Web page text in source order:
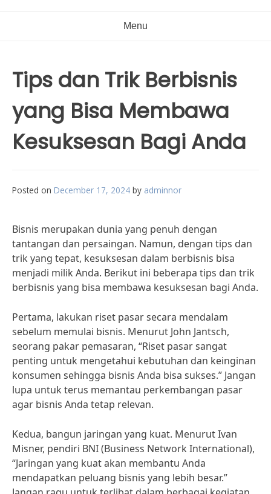
Menu
Tips dan Trik Berbisnis
yang Bisa Membawa
Kesuksesan Bagi Anda
Posted on December 17, 2024 by adminnor
Bisnis merupakan dunia yang penuh dengan
tantangan dan persaingan. Namun, dengan tips dan
trik yang tepat, kesuksesan dalam berbisnis bisa
menjadi milik Anda. Berikut ini beberapa tips dan trik
berbisnis yang bisa membawa kesuksesan bagi Anda.
Pertama, lakukan riset pasar secara mendalam
sebelum memulai bisnis. Menurut John Jantsch,
seorang pakar pemasaran, “Riset pasar sangat
penting untuk mengetahui kebutuhan dan keinginan
konsumen sehingga bisnis Anda bisa sukses.” Jangan
lupa untuk terus memantau perkembangan pasar
agar bisnis Anda tetap relevan.
Kedua, bangun jaringan yang kuat. Menurut Ivan
Misner, pendiri BNI (Business Network International),
“Jaringan yang kuat akan membantu Anda
mendapatkan peluang bisnis yang lebih besar.”